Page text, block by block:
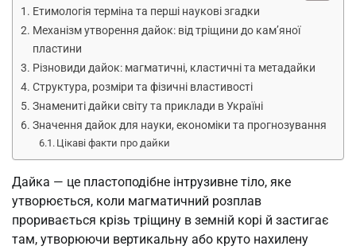
Етимологія терміна та перші наукові згадки
Механізм утворення дайок: від тріщини до кам’яної
пластини
Різновиди дайок: магматичні, кластичні та метадайки
Структура, розміри та фізичні властивості
Знамениті дайки світу та приклади в Україні
Значення дайок для науки, економіки та прогнозування
Цікаві факти про дайки
Дайка — це пластоподібне інтрузивне тіло, яке
утворюється, коли магматичний розплав
проривається крізь тріщину в земній корі й застигає
там, утворюючи вертикальну або круто нахилену